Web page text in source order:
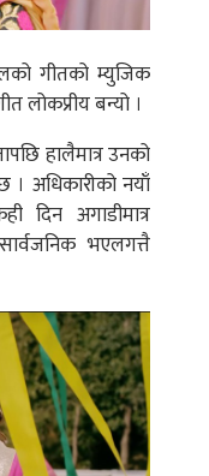
गीतको म्युजिक
लोकप्रीय बन्यो ।
हालैमात्र उनको
। अधिकारीको नयाँ
दिन अगाडीमात्र
भएलगत्तै